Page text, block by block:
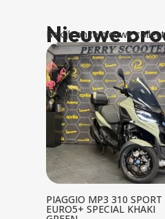
Nieuwe
Bekijk onze nieuwe
PIAGGIO MP3 310 SPORT
EURO5+ SPECIAL KHAKI